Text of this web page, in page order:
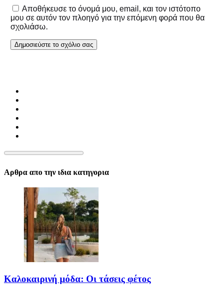
Αποθήκευσε το όνομά μου, email, και τον ιστότοπο
μου σε αυτόν τον πλοηγό για την επόμενη φορά που θα
σχολιάσω.
Αρθρα απο την ιδια κατηγορια
Καλοκαιρινή μόδα: Οι τάσεις φέτος